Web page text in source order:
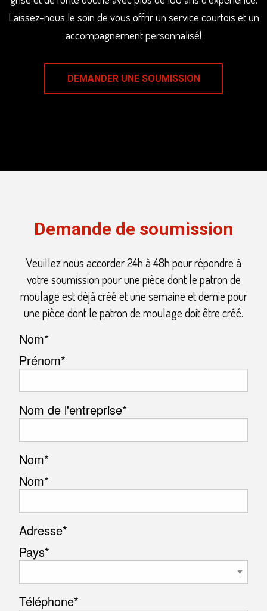
Laissez-nous le soin de vous offrir un service courtois et un
accompagnement personnalisé!
DEMANDER UNE SOUMISSION
Demande de soumission
Veuillez nous accorder 24h à 48h pour répondre à
votre soumission pour une pièce dont le patron de
moulage est déjà créé et une semaine et demie pour
une pièce dont le patron de moulage doit être créé.
Nom*
Prénom*
Nom de l'entreprise*
Nom*
Nom*
Adresse*
Pays*
Téléphone*